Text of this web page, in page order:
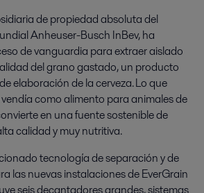
de propiedad absoluta del
Anheuser-Busch InBev, ha
de vanguardia para extraer aislado
del grano gastado, un producto
elaboración de la cerveza. Lo que
como alimento para animales de
en una fuente sostenible de
calidad y muy nutritiva.
tecnología de separación y de
las nuevas instalaciones de EverGrain
seis decantadores grandes, sistemas